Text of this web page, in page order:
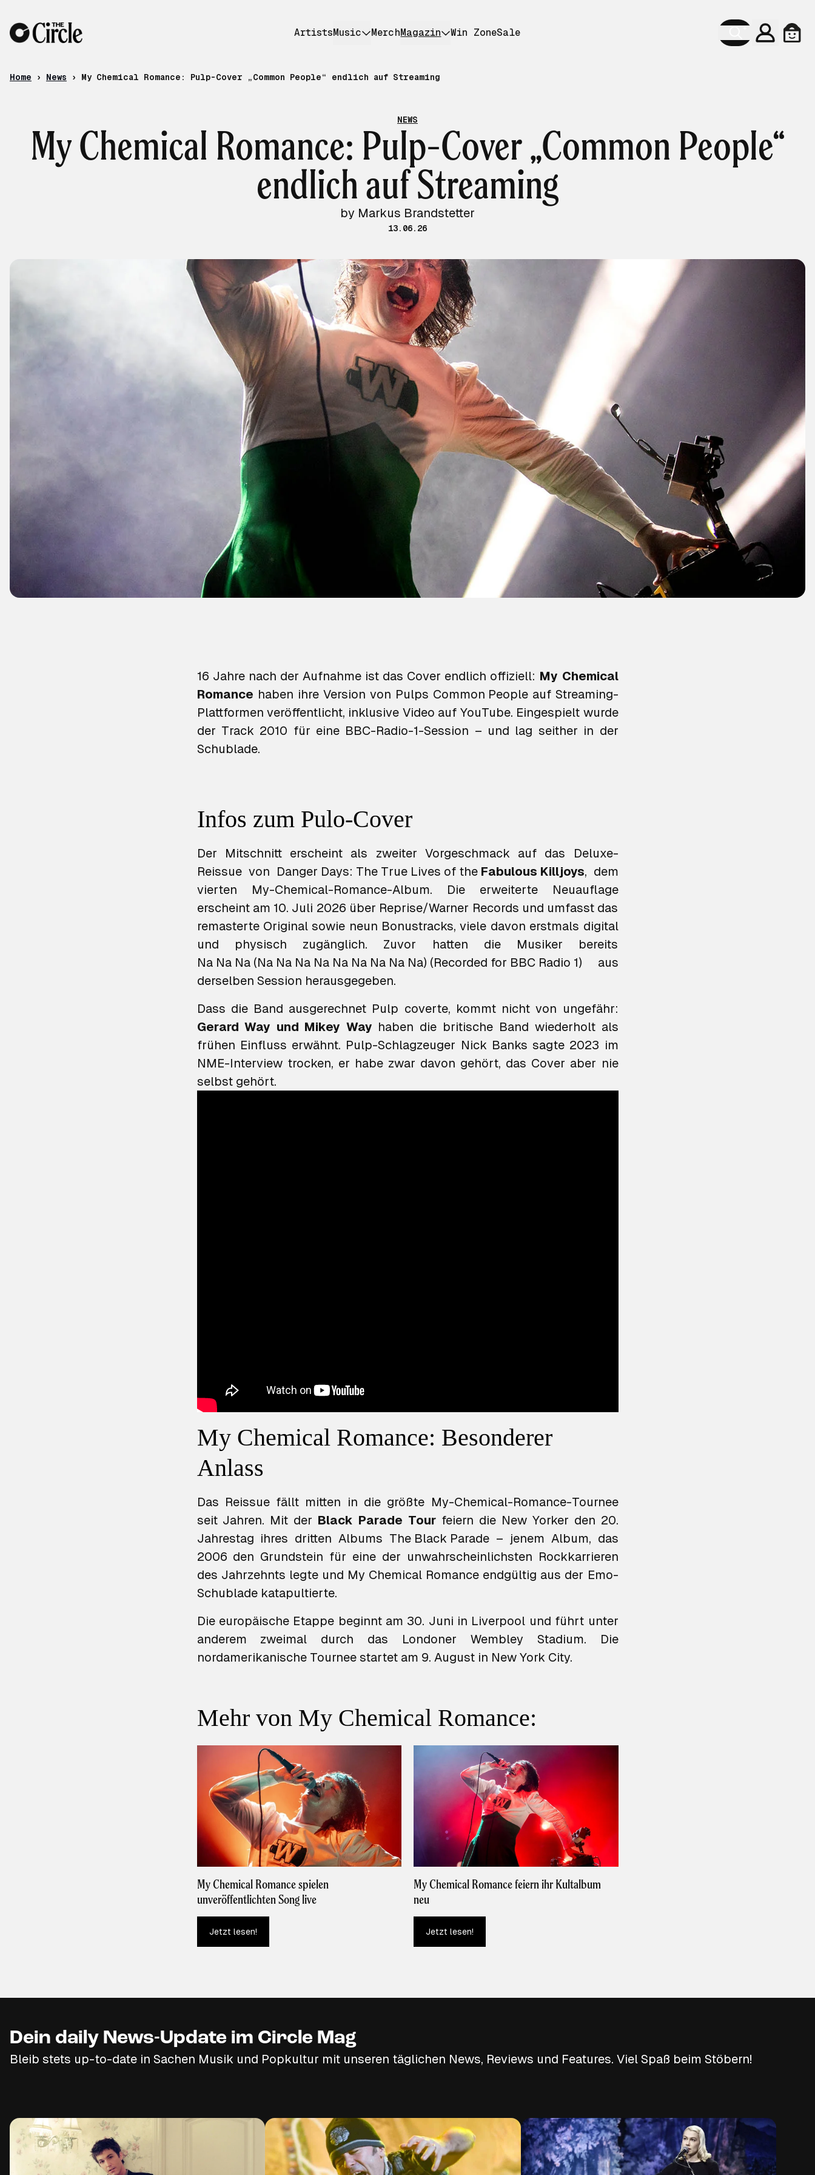
ArtistsMusic MerchMagazin Win ZoneSale
Account
Cart
Home › News › My Chemical Romance: Pulp-Cover „Common People“ endlich auf Streaming
NEWS
My Chemical Romance: Pulp-Cover „Common People“
endlich auf Streaming
by Markus Brandstetter
13.06.26
16 Jahre nach der Aufnahme ist das Cover endlich offiziell: My Chemical
Romance haben ihre Version von Pulps Common Peopleauf Streaming-
Plattformen veröffentlicht, inklusive Video auf YouTube. Eingespielt wurde
der Track 2010 für eine BBC-Radio-1-Session – und lag seither in der
Schublade.
Infos zum Pulo-Cover
Der Mitschnitt erscheint als zweiter Vorgeschmack auf das Deluxe-
Reissue von
Danger Days: The True Lives of the Fabulous Killjoys, dem
vierten My-Chemical-Romance-Album. Die erweiterte Neuauflage
erscheint am 10. Juli 2026 über Reprise/Warner Records und umfasst das
remasterte Original sowie neun Bonustracks, viele davon erstmals digital
Na Na Na (Na Na Na Na Na Na Na Na Na) (Recorded for BBC Radio 1) aus
derselben Session herausgegeben.
Dass die Band ausgerechnet Pulp coverte, kommt nicht von ungefähr:
Gerard Way und Mikey Way haben die britische Band wiederholt als
frühen Einfluss erwähnt. Pulp-Schlagzeuger Nick Banks sagte 2023 im
NME-Interview trocken, er habe zwar davon gehört, das Cover aber nie
selbst gehört.
My Chemical Romance: Besonderer
Anlass
Das Reissue fällt mitten in die größte My-Chemical-Romance-Tournee
seit Jahren. Mit der Black Parade Tourfeiern die New Yorker den 20.
Jahrestag ihres dritten Albums The Black Parade– jenem Album, das
2006 den Grundstein für eine der unwahrscheinlichsten Rockkarrieren
des Jahrzehnts legte und My Chemical Romance endgültig aus der Emo-
Schublade katapultierte.
Die europäische Etappe beginnt am 30. Juni in Liverpool und führt unter
anderem zweimal durch das Londoner Wembley Stadium. Die
nordamerikanische Tournee startet am 9. August in New York City.
Mehr von My Chemical Romance:
My Chemical Romance spielen
unveröffentlichten Song live
Jetzt lesen!
My Chemical Romance feiern ihr Kultalbum
neu
Jetzt lesen!
Dein daily News-Update im Circle Mag
Bleib stets up-to-date in Sachen Musik und Popkultur mit unseren täglichen News, Reviews und Features. Viel Spaß beim Stöbern!